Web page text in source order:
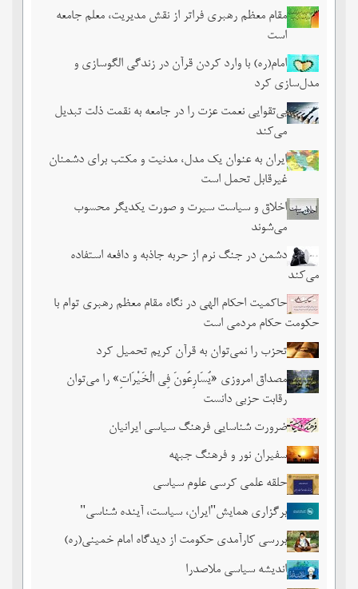
مقام معظم رهبری فراتر از نقش مدیریت، معلم جامعه
است
امام(ره) با وارد کردن قرآن در زندگی الگوسازی و
مدل‌سازی کرد
بی‌تقوایی نعمت عزت را در جامعه به نقمت ذلت تبدیل
می‌کند
ایران به عنوان یک مدل، مدنیت و مکتب برای دشمنان
غیرقابل تحمل است
اخلاق و سیاست سیرت و صورت یکدیگر محسوب
می‌شوند
دشمن در جنگ نرم از حربه جاذبه و دافعه استفاده
می‌کند
حاکمیت احکام الهی در نگاه مقام معظم رهبری توام با
حکومت حکام مردمی است
تحزب را نمی‌توان به قرآن کریم تحمیل کرد
مصداق امروزی «یُسَارِعُونَ فِی الْخَیْرَاتِ» را می‌توان
رقابت حزبی دانست
ضرورت شناسایی فرهنگ سیاسی ایرانیان
سفیران نور و فرهنگ جبهه
حلقه علمی کرسی علوم سیاسی
برگزاری همایش"ایران، سیاست، آینده شناسی"
بررسی کارآمدی حکومت از دیدگاه امام خمینی(ره)
اندیشه سیاسی ملاصدرا